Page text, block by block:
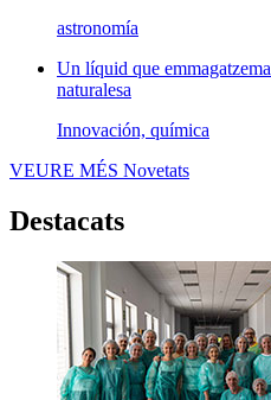
astronomía
Un líquid que
naturalesa
Innovación, química
VEURE MÉS Novetats
Destacats